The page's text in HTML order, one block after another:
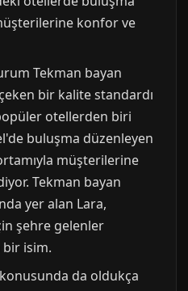
konfor ve
Tekman bayan
bir kalite standardı
otellerden biri
buluşma düzenleyen
müşterilerine
Tekman bayan
yer alan Lara,
şehre gelenler
isim.
da oldukça